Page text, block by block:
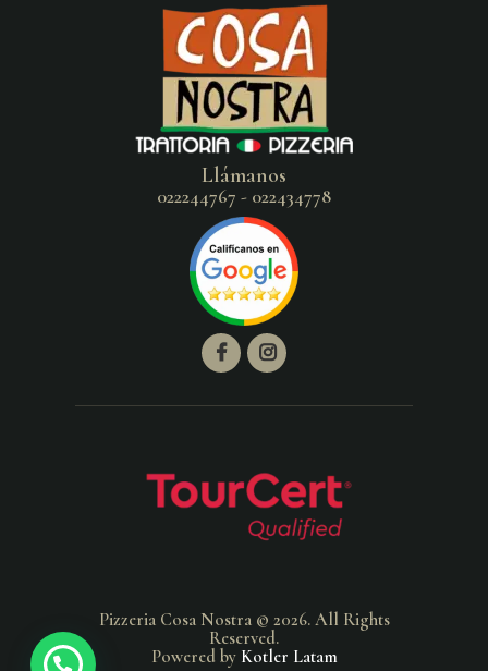
Llámanos
022244767 - 022434778
Pizzeria Cosa Nostra © 2026. All Rights
Reserved.
Powered by Kotler Latam